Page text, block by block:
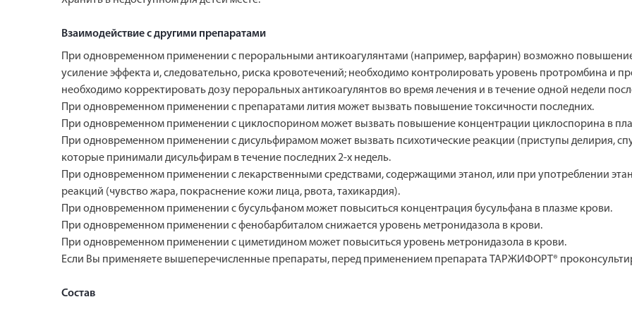
Взаимодействие с другими препаратами
При одновременном применении с пероральными антикоагулянтами (например, варфарин) возможно
усиление эффекта и, следовательно, риска кровотечений; необходимо контролировать уровень протромбина и
необходимо корректировать дозу пероральных антикоагулянтов во время лечения и в течение одной недели
При одновременном применении с препаратами лития может вызвать повышение токсичности последних.
При одновременном применении с циклоспорином может вызвать повышение концентрации циклоспорина в
При одновременном применении с дисульфирамом может вызвать психoтические реакции (приступы делирия,
которые принимали дисульфирам в течение последних 2-х недель.
При одновременном применении с лекарственными средствами, содержащими этанол, или при употреблении
реакций (чувство жара, покраснение кожи лица, рвота, тахикардия).
При одновременном применении с бусульфаном может повыситься концентрация бусульфана в плазме крови.
При одновременном применении с фенобарбиталом снижается уровень метронидазола в крови.
При одновременном применении с циметидином может повыситься уровень метронидазола в крови.
Если Вы применяете вышеперечисленные препараты, перед применением препарата ТАРЖИФОРТ®
Состав